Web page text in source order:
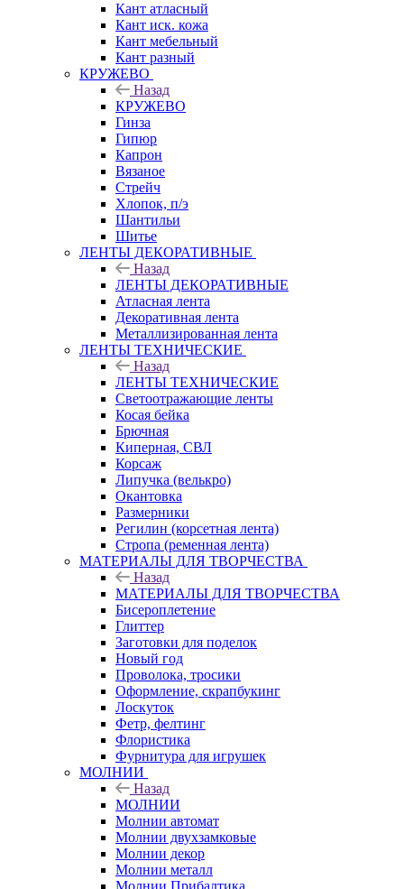
Кант атласный
Кант иск. кожа
Кант мебельный
Кант разный
КРУЖЕВО
Назад
КРУЖЕВО
Гинза
Гипюр
Капрон
Вязаное
Стрейч
Хлопок, п/э
Шантильи
Шитье
ЛЕНТЫ ДЕКОРАТИВНЫЕ
Назад
ЛЕНТЫ ДЕКОРАТИВНЫЕ
Атласная лента
Декоративная лента
Металлизированная лента
ЛЕНТЫ ТЕХНИЧЕСКИЕ
Назад
ЛЕНТЫ ТЕХНИЧЕСКИЕ
Светоотражающие ленты
Косая бейка
Брючная
Киперная, СВЛ
Корсаж
Липучка (велькро)
Окантовка
Размерники
Регилин (корсетная лента)
Стропа (ременная лента)
МАТЕРИАЛЫ ДЛЯ ТВОРЧЕСТВА
Назад
МАТЕРИАЛЫ ДЛЯ ТВОРЧЕСТВА
Бисероплетение
Глиттер
Заготовки для поделок
Новый год
Проволока, тросики
Оформление, скрапбукинг
Лоскуток
Фетр, фелтинг
Флористика
Фурнитура для игрушек
МОЛНИИ
Назад
МОЛНИИ
Молнии автомат
Молнии двухзамковые
Молнии декор
Молнии металл
Молнии Прибалтика